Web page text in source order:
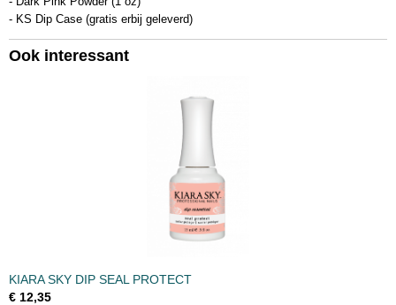
- KS Dip Case (gratis erbij geleverd)
Ook interessant
KIARA SKY DIP SEAL PROTECT
€ 12,35